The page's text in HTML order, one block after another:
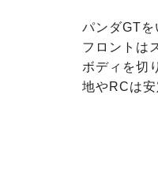
パンダGT
フロントは
ボディを切
地やRCは